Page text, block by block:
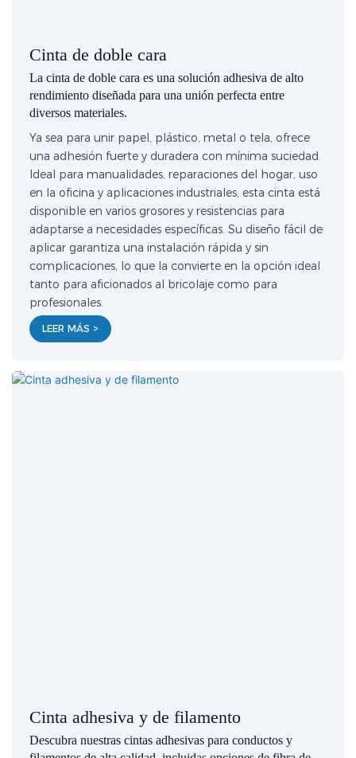
Cinta de doble cara
La cinta de doble cara es una solución adhesiva de alto
rendimiento diseñada para una unión perfecta entre
diversos materiales.
Ya sea para unir papel, plástico, metal o tela, ofrece
una adhesión fuerte y duradera con mínima suciedad.
Ideal para manualidades, reparaciones del hogar, uso
en la oficina y aplicaciones industriales, esta cinta está
disponible en varios grosores y resistencias para
adaptarse a necesidades específicas. Su diseño fácil de
aplicar garantiza una instalación rápida y sin
complicaciones, lo que la convierte en la opción ideal
tanto para aficionados al bricolaje como para
profesionales.
LEER MÁS >
Cinta adhesiva y de filamento
Descubra nuestras cintas adhesivas para conductos y